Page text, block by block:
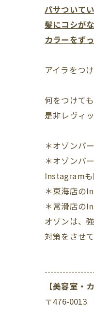
パサついて
髪にコシが
カラーをず
アイラをつ
何をつけて
＊オゾンパ
＊オゾンパ
Instagram
＊東海店の
＊常滑店の
オゾンは、
対策をさせ
【美容室・
〒476-0013